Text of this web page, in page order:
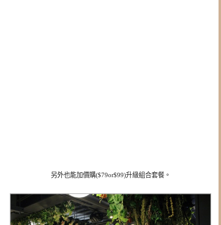
另外也能加價購($79or$99)升級組合套餐。